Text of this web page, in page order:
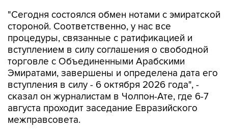
"Сегодня состоялся обмен нотами с эмиратской
стороной. Соответственно, у нас все
процедуры, связанные с ратификацией и
вступлением в силу соглашения о свободной
торговле с Объединенными Арабскими
Эмиратами, завершены и определена дата его
вступления в силу - 6 октября 2026 года", -
сказал он журналистам в Чолпон-Ате, где 6-7
августа проходит заседание Евразийского
межправсовета.